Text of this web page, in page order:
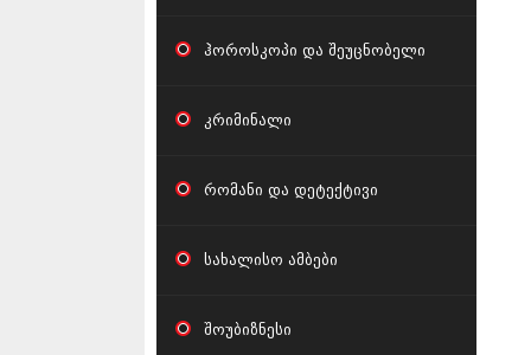
ჰოროსკოპი და შეუცნობელი
კრიმინალი
რომანი და დეტექტივი
სახალისო ამბები
შოუბიზნესი